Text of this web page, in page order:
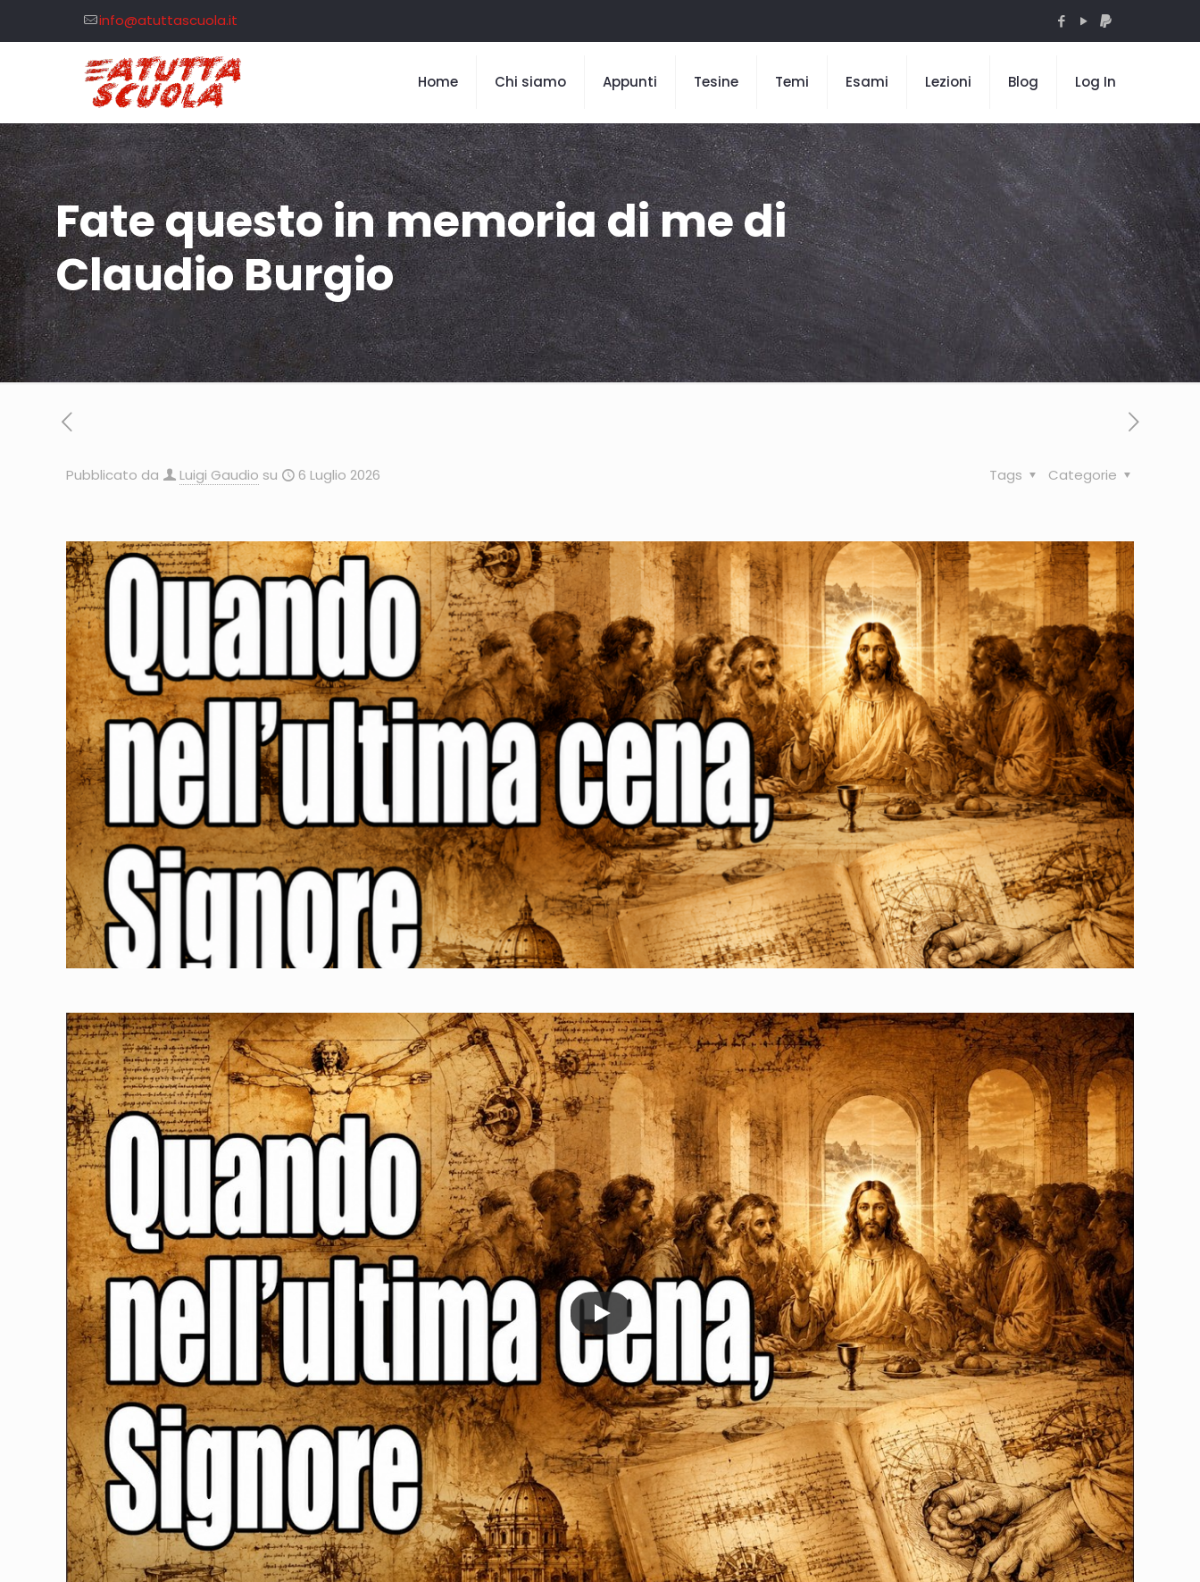
info@atuttascuola.it
Home Chi siamo Appunti Tesine Temi Esami Lezioni Blog Log In
Fate questo in memoria di me di
Claudio Burgio
Pubblicato da Luigi Gaudio su 6 Luglio 2026 Categorie
Tags